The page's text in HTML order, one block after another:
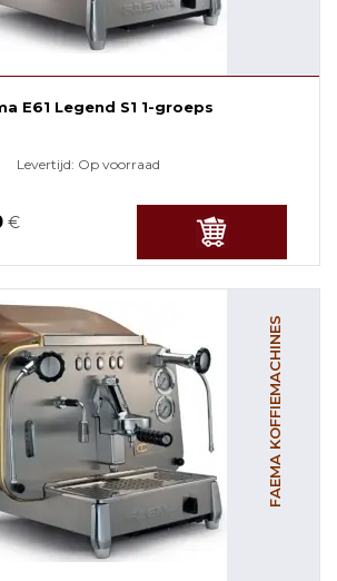
E61 Legend S1 1-groeps
Levertijd: Op voorraad
€
FAEMA KOFFIEMACHINES